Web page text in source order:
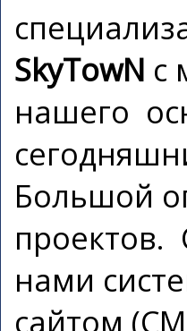
SkyTowN с
нашего
Большой
проектов.
нами
сайтом